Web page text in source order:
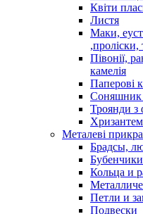
Квіти
Листя
Маки,
Півонії,
камелія
Паперові
Соняшник
Троянди з
Металеві
Брадсы,
Кольца и
Петли и
Подвески